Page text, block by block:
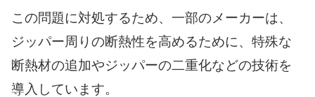
この問題に対処するため、一部のメーカーは、
ジッパー周りの断熱性を高めるために、特殊な
断熱材の追加やジッパーの二重化などの技術を
導入しています。